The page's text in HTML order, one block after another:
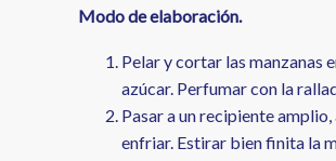
Modo de elaboración.
Pelar y cortar las manzanas
azúcar. Perfumar con la
Pasar a un recipiente
enfriar. Estirar bien finita la